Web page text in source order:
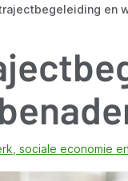
en
sociale economie